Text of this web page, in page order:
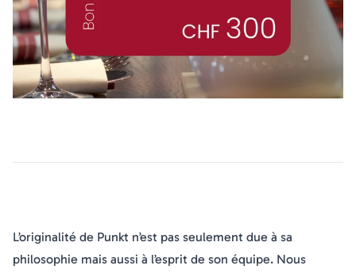
L’originalité de Punkt n’est pas seulement due à sa
philosophie mais aussi à l’esprit de son équipe. Nous